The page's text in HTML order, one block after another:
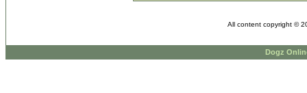
All content copyright ©
Dogz